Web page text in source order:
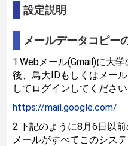
設定説明
メールデータコピー
1.Webメール(Gmail)に大
後、鳥大IDもしくはメー
してログインしてください
https://mail.google.com/
2.下記のように8月6日以
メールがすべてこのシス